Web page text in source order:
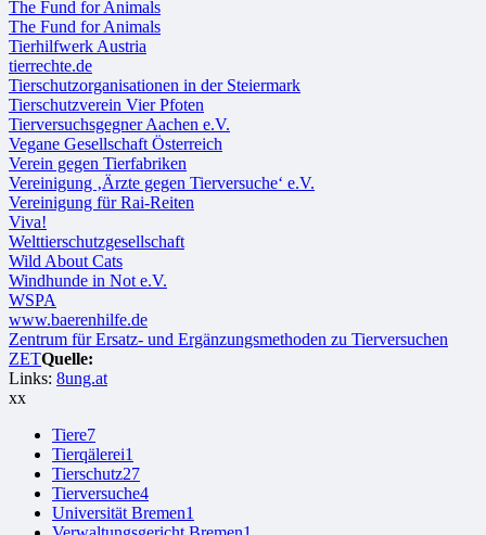
The Fund for Animals
The Fund for Animals
Tierhilfwerk Austria
tierrechte.de
Tierschutzorganisationen in der Steiermark
Tierschutzverein Vier Pfoten
Tierversuchsgegner Aachen e.V.
Vegane Gesellschaft Österreich
Verein gegen Tierfabriken
Vereinigung ‚Ärzte gegen Tierversuche‘ e.V.
Vereinigung für Rai-Reiten
Viva!
Welttierschutzgesellschaft
Wild About Cats
Windhunde in Not e.V.
WSPA
www.baerenhilfe.de
Zentrum für Ersatz- und Ergänzungsmethoden zu Tierversuchen
ZETQuelle:
Links: 8ung.at
xx
Tiere7
Tierqälerei1
Tierschutz27
Tierversuche4
Universität Bremen1